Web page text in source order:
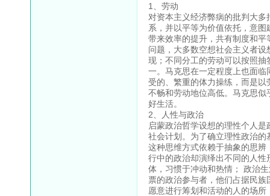
1、劳动
对资本主义经济弊病的批判大
系，并以平等为价值依托，意
带来效率的提升，共有制度和
问题，大多数空想社会主义者
现；不同分工的劳动可以按照
一。马克思在一定程度上也面
受的、繁重的体力操练，而是
不畅和劳动地位高低。马克思
好生活。
2、人性与政治
启蒙政治哲学设想的理性个人
社会计划。为了确立理性政治的
这种思维方式依赖于抽象的思
行中的政治却演绎出不同的人
体，习惯于冲动和热情； 政治
票的政治参与者，他们占据民
愿意进行筹划和活动的人的场